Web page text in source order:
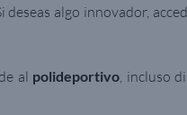
algo innovador,
al polideportivo, incluso